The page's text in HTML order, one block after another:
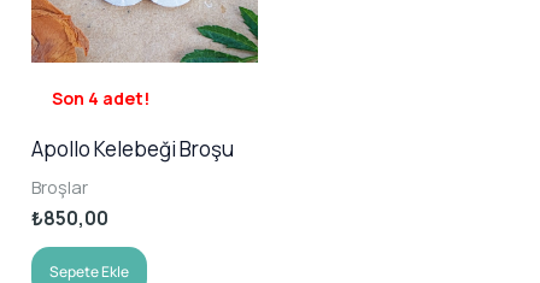
Son 4 adet!
Apollo Kelebeği Broşu
Broşlar
₺850,00
Sepete Ekle